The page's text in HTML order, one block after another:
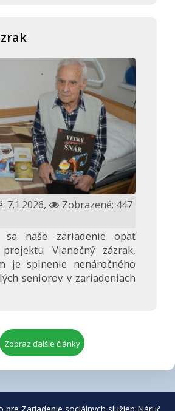
7.1.2026,
Zobrazené: 447
naše zariadenie opäť
Vianočný zázrak,
je splnenie nenáročného
seniorov v zariadeniach
Zobraz ďalšie články